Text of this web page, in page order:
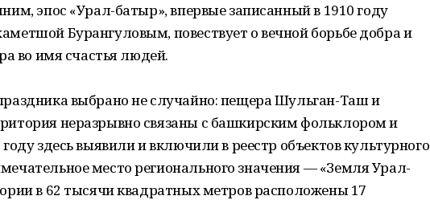
эпос «Урал-батыр», впервые записанный в 1910 году
Бурангуловым, повествует о вечной борьбе добра и
во имя счастья людей.
выбрано не случайно: пещера Шульган-Таш и
неразрывно связаны с башкирским фольклором и
здесь выявили и включили в реестр объектов культурного
место регионального значения — «Земля Урал-
в 62 тысячи квадратных метров расположены 17